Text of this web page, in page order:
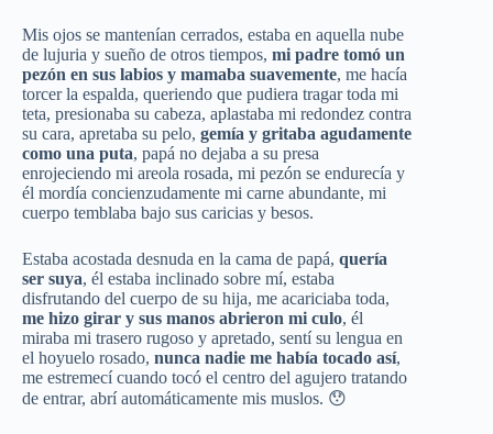
Mis ojos se mantenían cerrados, estaba en aquella nube
de lujuria y sueño de otros tiempos, mi padre tomó un
pezón en sus labios y mamaba suavemente, me hacía
torcer la espalda, queriendo que pudiera tragar toda mi
teta, presionaba su cabeza, aplastaba mi redondez contra
su cara, apretaba su pelo, gemía y gritaba agudamente
como una puta, papá no dejaba a su presa
enrojeciendo mi areola rosada, mi pezón se endurecía y
él mordía concienzudamente mi carne abundante, mi
cuerpo temblaba bajo sus caricias y besos.
Estaba acostada desnuda en la cama de papá, quería
ser suya, él estaba inclinado sobre mí, estaba
disfrutando del cuerpo de su hija, me acariciaba toda,
me hizo girar y sus manos abrieron mi culo, él
miraba mi trasero rugoso y apretado, sentí su lengua en
el hoyuelo rosado, nunca nadie me había tocado así,
me estremecí cuando tocó el centro del agujero tratando
de entrar, abrí automáticamente mis muslos. 😯